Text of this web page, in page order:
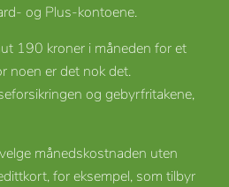
og Plus-kontoene.
190 kroner i måneden for et
noen er det nok det.
og gebyrfritakene,
månedskostnaden uten
for eksempel, som tilbyr